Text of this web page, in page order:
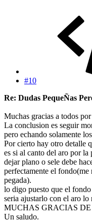
#10
Re: Dudas PequeÑas
Muchas gracias a todos
La conclusion es seguir
pero echando solamente
Por cierto hay otro detalle
es si al canto del aro por
dejar plano o sele debe
perfectamente el
pegada).
lo digo puesto que el
seria ajustarlo con el aro lo
MUCHAS GRACIAS
Un saludo.